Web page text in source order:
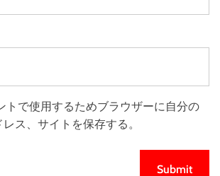
トで使用するためブラウザーに自分の
ス、サイトを保存する。